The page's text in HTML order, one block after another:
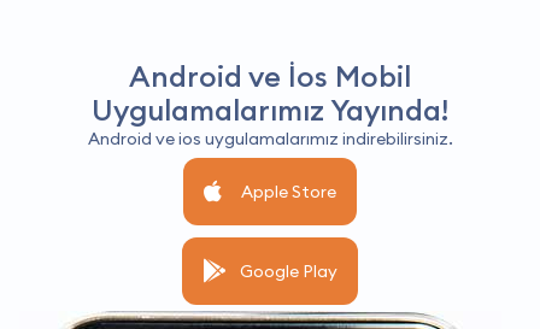
Android ve İos Mobil
Uygulamalarımız Yayında!
Android ve ios uygulamalarımız indirebilirsiniz.
Apple Store
Google Play